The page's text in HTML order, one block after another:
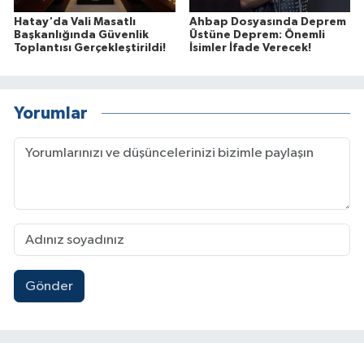
Hatay'da Vali Masatlı
Başkanlığında Güvenlik
Toplantısı Gerçekleştirildi!
Ahbap Dosyasında Deprem
Üstüne Deprem: Önemli
İsimler İfade Verecek!
Yorumlar
Gönder